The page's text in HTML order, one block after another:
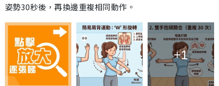
姿勢30秒後，再換邊重複相同動作。
+1